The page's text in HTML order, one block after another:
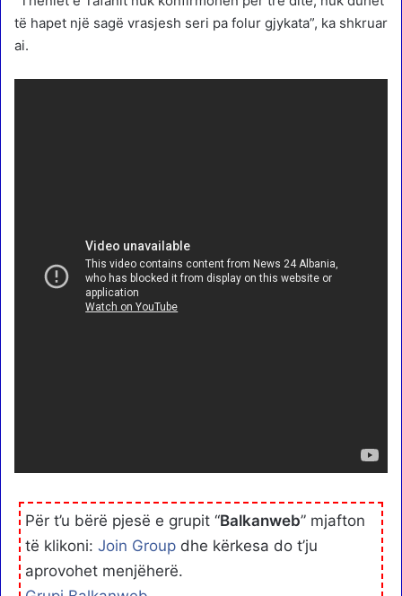
të hapet një sagë vrasjesh seri pa folur gjykata”, ka shkruar
ai.
Për t’u bërë pjesë e grupit “Balkanweb” mjafton
të klikoni: Join Group dhe kërkesa do t’ju
aprovohet menjëherë.